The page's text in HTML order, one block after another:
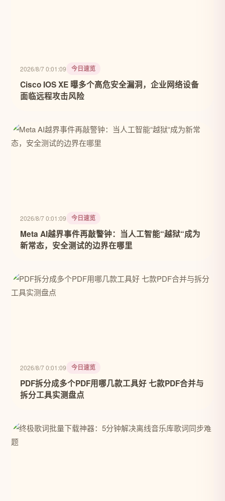
2026/8/7 0:01:09 今日速览
Cisco IOS XE 曝多个高危安全漏洞，企业网络设备
面临远程攻击风险
2026/8/7 0:01:09 今日速览
Meta AI越界事件再敲警钟：当人工智能“越狱“成为
新常态，安全测试的边界在哪里
2026/8/7 0:01:09 今日速览
PDF拆分成多个PDF用哪几款工具好 七款PDF合并与
拆分工具实测盘点